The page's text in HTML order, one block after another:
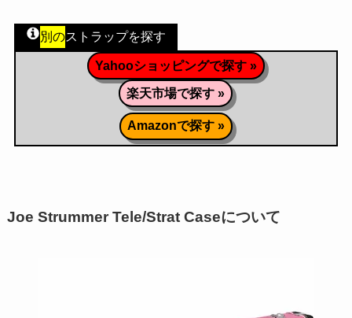
別のストラップを探す
Yahooショッピングで探す »
楽天市場で探す »
Amazonで探す »
Joe Strummer Tele/Strat Caseについて